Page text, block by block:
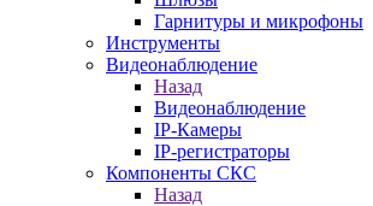
Гарнитуры и микрофоны
Инструменты
Видеонаблюдение
Назад
Видеонаблюдение
IP-Камеры
IP-регистраторы
Компоненты СКС
Назад